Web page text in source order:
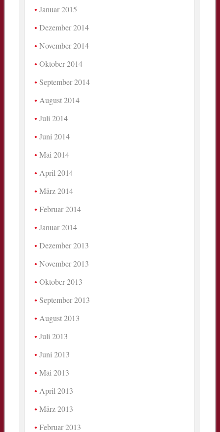
Januar 2015
Dezember 2014
November 2014
Oktober 2014
September 2014
August 2014
Juli 2014
Juni 2014
Mai 2014
April 2014
März 2014
Februar 2014
Januar 2014
Dezember 2013
November 2013
Oktober 2013
September 2013
August 2013
Juli 2013
Juni 2013
Mai 2013
April 2013
März 2013
Februar 2013